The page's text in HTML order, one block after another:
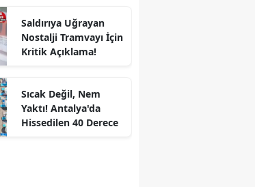
Saldırıya Uğrayan
Nostalji Tramvayı İçin
Kritik Açıklama!
Sıcak Değil, Nem
Yaktı! Antalya'da
Hissedilen 40 Derece